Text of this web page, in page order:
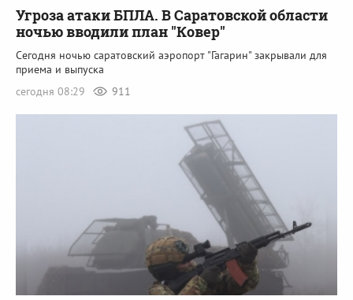
Угроза атаки БПЛА. В Саратовской области
ночью вводили план "Ковер"
Сегодня ночью саратовский аэропорт "Гагарин" закрывали для
приема и выпуска
сегодня 08:29
911